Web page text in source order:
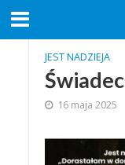
JEST NADZIEJA
16 maja 2025